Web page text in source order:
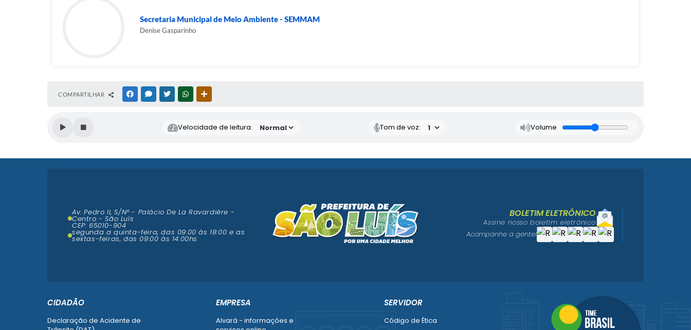
Secretaria Municipal de Meio Ambiente - SEMMAM
Denise Gasparinho
COMPARTILHAR FACEBOOKMESSENGER
TWITTERWHATSAPP
Velocidade de leitura: Tom de voz: Volume
CIDADÃO
Declaração de Acidente de
EMPRESA
Alvará - informações e
SERVIDOR
Código de Ética
Av. Pedro II, S/N° - Palácio De La Ravardière -
Centro - São Luís
CEP: 65010-904
segunda a quinta-feira, das 09:00 ás 18:00 e as
sextas-feiras, das 09:00 às 14:00hs
BOLETIM ELETRÔNICO
Assine nosso boletim eletrônico
Acompanhe a gente!